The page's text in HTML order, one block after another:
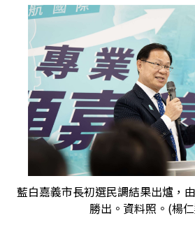
藍白嘉義市長初選民調結果出爐，
勝出。資料照。(楊